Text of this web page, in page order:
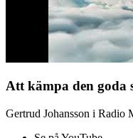
Att kämpa den goda
Gertrud Johansson i Radio